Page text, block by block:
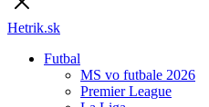
Hetrik.sk
Futbal
MS vo futbale 2026
Premier League